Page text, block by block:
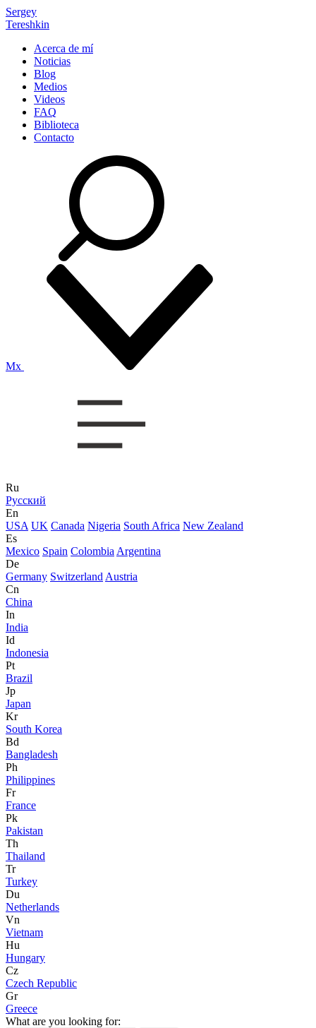
Sergey
Tereshkin
Acerca de mí
Noticias
Blog
Medios
Videos
FAQ
Biblioteca
Contacto
Mx
Ru
Русский
En
USA UK Canada Nigeria South Africa New Zealand
Es
Mexico Spain Colombia Argentina
De
Germany Switzerland Austria
Cn
China
In
India
Id
Indonesia
Pt
Brazil
Jp
Japan
Kr
South Korea
Bd
Bangladesh
Ph
Philippines
Fr
France
Pk
Pakistan
Th
Thailand
Tr
Turkey
Du
Netherlands
Vn
Vietnam
Hu
Hungary
Cz
Czech Republic
Gr
Greece
What are you looking for: